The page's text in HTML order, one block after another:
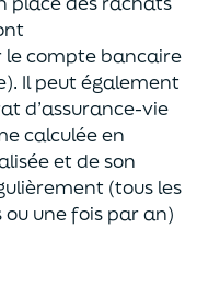
compte bancaire
Il peut également
d’assurance-vie
calculée en
et deson
(tous les
une fois par an)